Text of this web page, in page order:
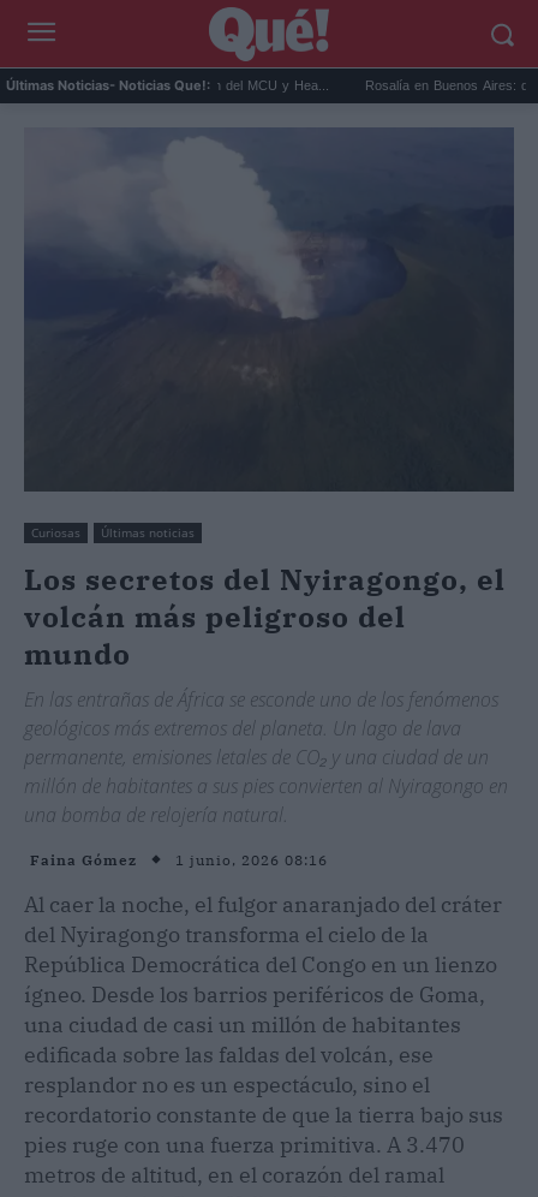
Últimas Noticias- Noticias Que!:
en los X-Men del MCU y Hea... Rosalía en Buenos Aires: detiene el tráfico
Curiosas Últimas noticias
Los secretos del Nyiragongo, el
volcán más peligroso del
mundo
En las entrañas de África se esconde uno de los fenómenos
geológicos más extremos del planeta. Un lago de lava
permanente, emisiones letales de CO₂ y una ciudad de un
millón de habitantes a sus pies convierten al Nyiragongo en
una bomba de relojería natural.
Faina Gómez 1 junio, 2026 08:16
Al caer la noche, el fulgor anaranjado del cráter
del Nyiragongo transforma el cielo de la
República Democrática del Congo en un lienzo
ígneo. Desde los barrios periféricos de Goma,
una ciudad de casi un millón de habitantes
edificada sobre las faldas del volcán, ese
resplandor no es un espectáculo, sino el
recordatorio constante de que la tierra bajo sus
pies ruge con una fuerza primitiva. A 3.470
metros de altitud, en el corazón del ramal